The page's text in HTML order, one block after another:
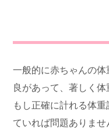
一般的に赤ちゃんの
良があって、著しく
もし正確に計れる体
ていれば問題ありませ